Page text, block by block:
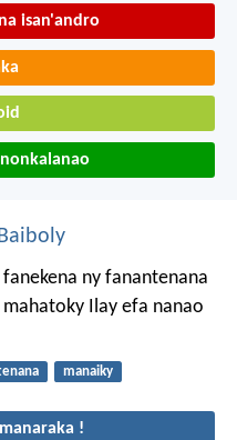
isan'andro
ny fanantenana
Ilay efa nanao
manaiky
!